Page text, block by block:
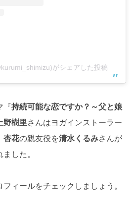
がシェアした投稿
『持続可能な恋ですか？～父と娘
上野樹里さんはヨガインストーラー
杏花の親友役を清水くるみさんが
した。
フィールをチェックしましょう。